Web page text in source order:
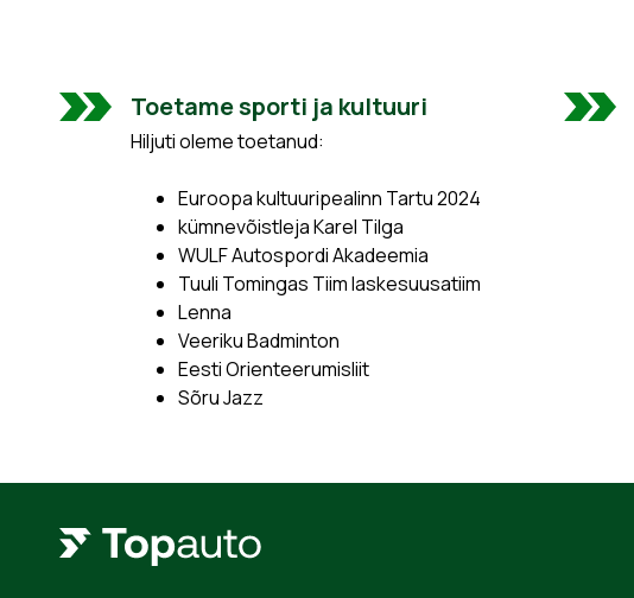
Toetame sporti ja kultuuri
Hiljuti oleme toetanud:
Euroopa kultuuripealinn Tartu 2024
kümnevõistleja Karel Tilga
WULF Autospordi Akadeemia
Tuuli Tomingas Tiim laskesuusatiim
Lenna
Veeriku Badminton
Eesti Orienteerumisliit
Sõru Jazz